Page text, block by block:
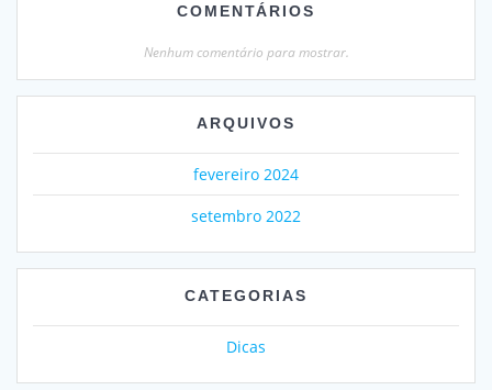
COMENTÁRIOS
Nenhum comentário para mostrar.
ARQUIVOS
fevereiro 2024
setembro 2022
CATEGORIAS
Dicas